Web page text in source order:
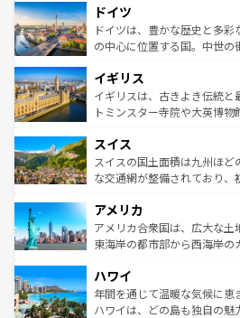
せる。地方によって風土や気
性で
ンテンツ一覧を参照してほし
で、幅広い魅力が詰まってい
聖堂、美しいビーチ、そし
から魅了する。また、フラン
いる。シャンパンの発祥地で
香り高いラベンダー畑など、
らに、パリ以外の地域にも
れる地方に足を運ぶとそれぞ
きるだろう。 なお、新
を参照してほしい。
ドイツ
ドイツは、豊かな歴史と多
の中心に位置する国。中世の
顔を持つこの国は、どこを歩
ルリンの文化的活気、バイエ
してライン川沿いのワイン
は、お酒好きな人にはぜひ体験してほ
ドイツ情報はコンテンツ一覧
イギリス
イギリスは、古きよき伝統と
トミンスター寺院や大英博
リアごとに異なる魅力がある
ティー、ビール好きにはた
戦など、本場だからこそでき
ンツ一覧を参照してほしい。
スイス
スイスの国土面積は九州ほ
な交通網が整備されており、
の建物がそのまま残る町や、
博物館もあり、アルプス観光
ことができる。国民の所得が
ば市内交通費無料で観光を楽しむ
着のスイス情報はコンテンツ
アメリカ
アメリカ合衆国は、広大な土
東海岸の都市部から西海岸の
のような巨大都市は、観光、
ンメントが詰まった刺激的な
西部には大自然が広がり、
ハワイ
年間を通じて温暖な気候に恵
ハワイは、どの島も独自の魅